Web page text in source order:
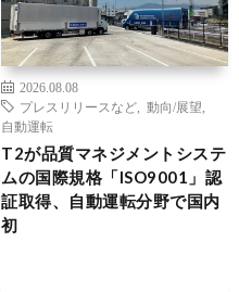
2026.08.08
プレスリリースなど
動向/展望
自動運転
T2が品質マネジメントシステ
ムの国際規格「ISO9001」認
証取得、自動運転分野で国内
初